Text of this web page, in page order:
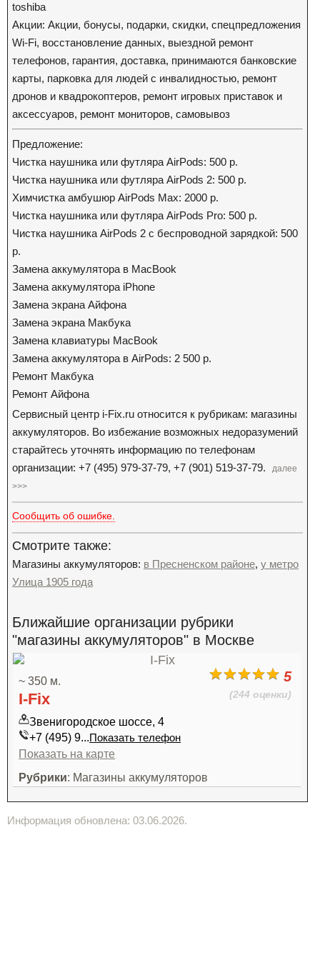
toshiba
Акции: Акции, бонусы, подарки, скидки, спецпредложения
Wi-Fi, восстановление данных, выездной ремонт
телефонов, гарантия, доставка, принимаются банковские
карты, парковка для людей с инвалидностью, ремонт
дронов и квадрокоптеров, ремонт игровых приставок и
аксессуаров, ремонт мониторов, самовывоз
Предложение:
Чистка наушника или футляра AirPods: 500 р.
Чистка наушника или футляра AirPods 2: 500 р.
Химчистка амбушюр AirPods Max: 2000 р.
Чистка наушника или футляра AirPods Pro: 500 р.
Чистка наушника AirPods 2 с беспроводной зарядкой: 500
р.
Замена аккумулятора в MacBook
Замена аккумулятора iPhone
Замена экрана Айфона
Замена экрана Макбука
Замена клавиатуры MacBook
Замена аккумулятора в AirPods: 2 500 р.
Ремонт Макбука
Ремонт Айфона
Сервисный центр i-Fix.ru относится к рубрикам: магазины
аккумуляторов. Во избежание возможных недоразумений
старайтесь уточнять информацию по телефонам
организации: +7 (495) 979-37-79, +7 (901) 519-37-79.
далее
>>>
Сообщить об ошибке.
Смотрите также:
Магазины аккумуляторов: в Пресненском районе, у метро
Улица 1905 года
Ближайшие организации рубрики
"магазины аккумуляторов" в Москве
5
(244 оценки)
~ 350 м.
I-Fix
Звенигородское шоссе, 4
+7 (495) 9...Показать телефон
Показать на карте
Рубрики: Магазины аккумуляторов
Информация обновлена: 03.06.2026.